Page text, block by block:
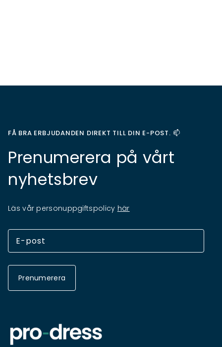
FÅ BRA ERBJUDANDEN DIREKT TILL DIN E-POST. 📫
Prenumerera på vårt
nyhetsbrev
Läs vår personuppgiftspolicy här
Prenumerera